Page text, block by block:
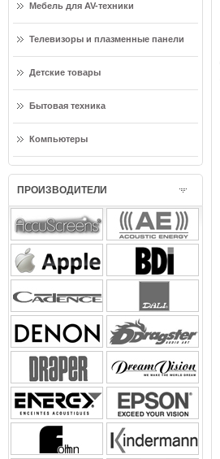
Мебель для AV-техники
Телевизоры и плазменные панели
Детские товары
Бытовая техника
Компьютеры
ПРОИЗВОДИТЕЛИ